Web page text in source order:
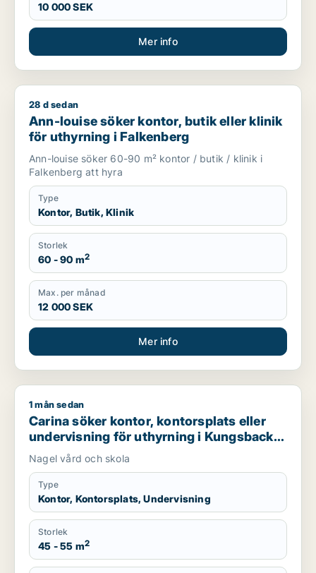
10 000 SEK
Mer info
Ann-louise söker kontor, butik eller klinik för uthyrning i
28 d sedan
Ann-louise söker kontor, butik eller klinik
för uthyrning i Falkenberg
Ann-louise söker 60-90 m² kontor / butik / klinik i
Falkenberg att hyra
Type
Kontor, Butik, Klinik
Storlek
60 - 90 m2
Max. per månad
12 000 SEK
Mer info
Carina söker kontor, kontorsplats eller undervisning för
1 mån sedan
Carina söker kontor, kontorsplats eller
undervisning för uthyrning i Kungsbacka,
Mark eller Mölndal
Nagel vård och skola
Type
Kontor, Kontorsplats, Undervisning
Storlek
45 - 55 m2